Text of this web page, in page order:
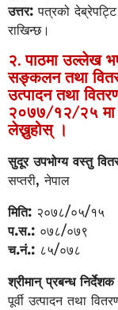
उत्तर: पत्रको
राखिन्छ।
२. पाठमा उल्लेख
सङ्कलन तथा
उत्पादन तथा
२०७७/१२/२५ मा
लेख्नुहोस् ।
सुदूर उपभोग्य वस्तु
सप्तरी, नेपाल
मिति: २०७८/०५/१५
प.स.: ०७८/०७९
च.नं.: ८५/०७८
श्रीमान् प्रबन्ध निर्देशक
पूर्वी उत्पादन तथा